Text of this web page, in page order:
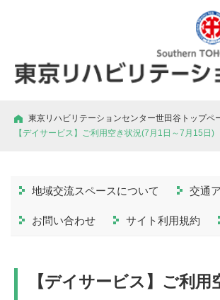
東京リハビリテーションセンター世田谷トップペ
【デイサービス】ご利用空き状況(7月1日～7月15日)
地域交流スペースについて 交通
お問い合わせ サイト利用規約
【デイサービス】ご利